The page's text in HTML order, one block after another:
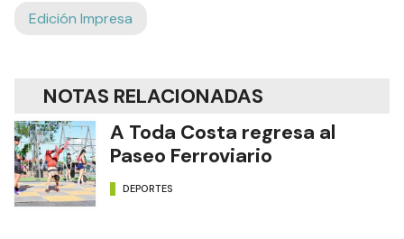
Edición Impresa
NOTAS RELACIONADAS
A Toda Costa regresa al
Paseo Ferroviario
DEPORTES